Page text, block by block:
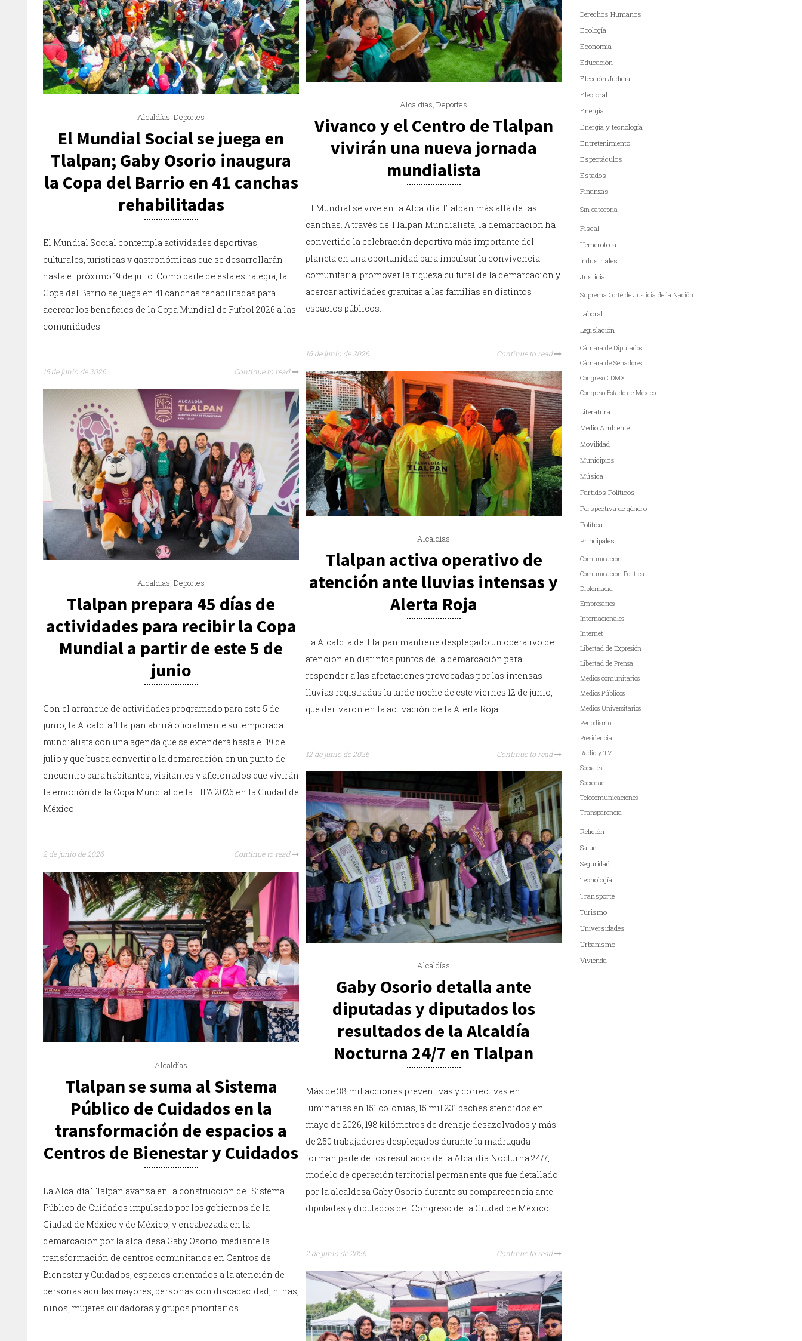
Alcaldías,Deportes
Vivanco y el Centro de Tlalpan
vivirán una nueva jornada
mundialista
El Mundial se vive en la Alcaldía Tlalpan más allá de las
canchas. A través de Tlalpan Mundialista, la demarcación ha
convertido la celebración deportiva más importante del
planeta en una oportunidad para impulsar la convivencia
comunitaria, promover la riqueza cultural de la demarcación y
acercar actividades gratuitas a las familias en distintos
espacios públicos.
16 de junio de 2026 Continue to read
Alcaldías,Deportes
El Mundial Social se juega en
Tlalpan; Gaby Osorio inaugura
la Copa del Barrio en 41 canchas
rehabilitadas
El Mundial Social contempla actividades deportivas,
culturales, turísticas y gastronómicas que se desarrollarán
hasta el próximo 19 de julio. Como parte de esta estrategia, la
Copa del Barrio se juega en 41 canchas rehabilitadas para
acercar los beneficios de la Copa Mundial de Futbol 2026 a las
comunidades.
15 de junio de 2026 Continue to read
Alcaldías
Tlalpan activa operativo de
atención ante lluvias intensas y
Alerta Roja
La Alcaldía de Tlalpan mantiene desplegado un operativo de
atención en distintos puntos de la demarcación para
responder a las afectaciones provocadas por las intensas
lluvias registradas la tarde noche de este viernes 12 de junio,
que derivaron en la activación de la Alerta Roja.
12 de junio de 2026 Continue to read
Alcaldías,Deportes
Tlalpan prepara 45 días de
actividades para recibir la Copa
Mundial a partir de este 5 de
junio
Con el arranque de actividades programado para este 5 de
junio, la Alcaldía Tlalpan abrirá oficialmente su temporada
mundialista con una agenda que se extenderá hasta el 19 de
julio y que busca convertir a la demarcación en un punto de
encuentro para habitantes, visitantes y aficionados que vivirán
la emoción de la Copa Mundial de la FIFA 2026 en la Ciudad de
México.
2 de junio de 2026 Continue to read
Alcaldías
Gaby Osorio detalla ante
diputadas y diputados los
resultados de la Alcaldía
Nocturna 24/7 en Tlalpan
Más de 38 mil acciones preventivas y correctivas en
luminarias en 151 colonias, 15 mil 231 baches atendidos en
mayo de 2026, 198 kilómetros de drenaje desazolvados y más
de 250 trabajadores desplegados durante la madrugada
forman parte de los resultados de la Alcaldía Nocturna 24/7,
modelo de operación territorial permanente que fue detallado
por la alcaldesa Gaby Osorio durante su comparecencia ante
diputadas y diputados del Congreso de la Ciudad de México.
2 de junio de 2026 Continue to read
Alcaldías
Tlalpan se suma al Sistema
Público de Cuidados en la
transformación de espacios a
Centros de Bienestar y Cuidados
La Alcaldía Tlalpan avanza en la construcción del Sistema
Público de Cuidados impulsado por los gobiernos de la
Ciudad de México y de México, y encabezada en la
demarcación por la alcaldesa Gaby Osorio, mediante la
transformación de centros comunitarios en Centros de
Bienestar y Cuidados, espacios orientados a la atención de
personas adultas mayores, personas con discapacidad, niñas,
niños, mujeres cuidadoras y grupos prioritarios.
Derechos Humanos
Ecología
Economía
Educación
Elección Judicial
Electoral
Energía
Energía y tecnología
Entretenimiento
Espectáculos
Estados
Finanzas
Sin categoría
Fiscal
Hemeroteca
Industriales
Justicia
Suprema Corte de Justicia de la Nación
Laboral
Legislación
Cámara de Diputados
Cámara de Senadores
Congreso CDMX
Congreso Estado de México
Literatura
Medio Ambiente
Movilidad
Municipios
Música
Partidos Políticos
Perspectiva de género
Política
Principales
Comunicación
Comunicación Política
Diplomacia
Empresarios
Internacionales
Internet
Libertad de Expresión
Libertad de Prensa
Medios comunitarios
Medios Públicos
Medios Universitarios
Periodismo
Presidencia
Radio y TV
Sociales
Sociedad
Telecomunicaciones
Transparencia
Religión
Salud
Seguridad
Tecnología
Transporte
Turismo
Universidades
Urbanismo
Vivienda